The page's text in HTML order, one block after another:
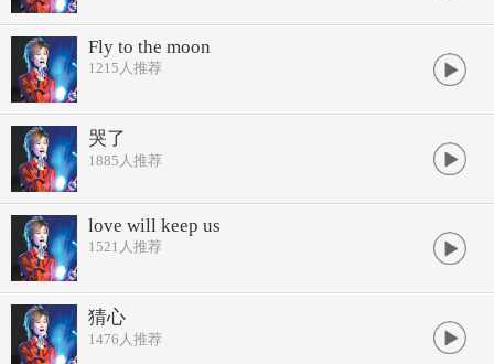
Fly to the moon
1215 人推荐
哭了
1885 人推荐
love will keep us
1521 人推荐
猜心
1476 人推荐